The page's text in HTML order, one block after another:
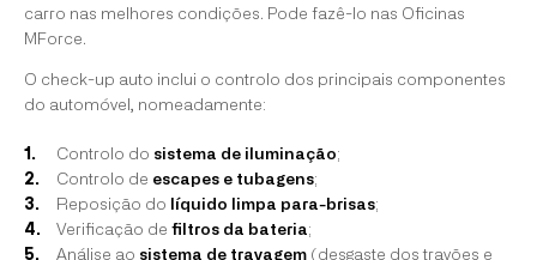
carro nas melhores condições. Pode fazê-lo nas Oficinas
MForce.
O check-up auto inclui o controlo dos principais componentes
do automóvel, nomeadamente:
Controlo do sistema de iluminação;
Controlo de escapes e tubagens;
Reposição do
líquido limpa para-brisas;
Verificação de filtros da bateria;
Análise ao sistema de travagem (desgaste dos travões e